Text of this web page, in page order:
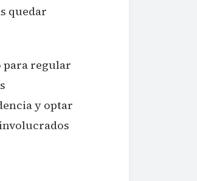
quedar
para regular
y optar